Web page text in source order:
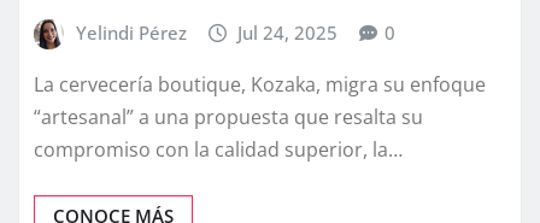
Yelindi Pérez Jul 24, 2025 0
La cervecería boutique, Kozaka, migra su enfoque
“artesanal” a una propuesta que resalta su
compromiso con la calidad superior, la…
CONOCE MÁS